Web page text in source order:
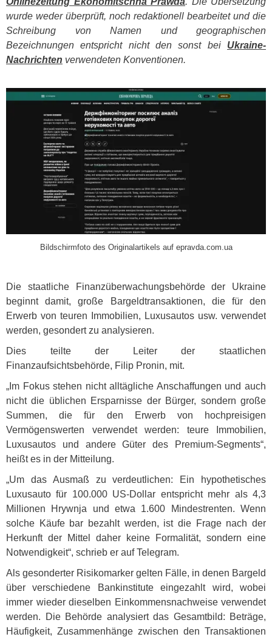
wurde weder überprüft, noch redaktionell bearbeitet und die
Schreibung von Namen und geographischen
Bezeichnungen entspricht nicht den sonst bei Ukraine-
Nachrichten verwendeten Konventionen.
Bildschirmfoto des Originalartikels auf epravda.com.ua
Die staatliche Finanzüberwachungsbehörde der Ukraine
beginnt damit, große Bargeldtransaktionen, die für den
Erwerb von teuren Immobilien, Luxusautos usw. verwendet
werden, gesondert zu analysieren.
Dies teilte der Leiter der staatlichen
Finanzaufsichtsbehörde, Filip Pronin, mit.
„Im Fokus stehen nicht alltägliche Anschaffungen und auch
nicht die üblichen Ersparnisse der Bürger, sondern große
Summen, die für den Erwerb von hochpreisigen
Vermögenswerten verwendet werden: teure Immobilien,
Luxusautos und andere Güter des Premium-Segments“,
heißt es in der Mitteilung.
„Um das Ausmaß zu verdeutlichen: Ein hypothetisches
Luxusauto für 100.000 US-Dollar entspricht mehr als 4,3
Millionen Hrywnja und etwa 1.600 Mindestrenten. Wenn
solche Käufe bar bezahlt werden, ist die Frage nach der
Herkunft der Mittel daher keine Formalität, sondern eine
Notwendigkeit“, schrieb er auf Telegram.
Als gesonderter Risikomarker gelten Fälle, in denen Bargeld
über verschiedene Bankinstitute eingezahlt wird, wobei
immer wieder dieselben Einkommensnachweise verwendet
werden. Die Behörde analysiert das Gesamtbild: Beträge,
Häufigkeit, Zusammenhänge zwischen den Transaktionen